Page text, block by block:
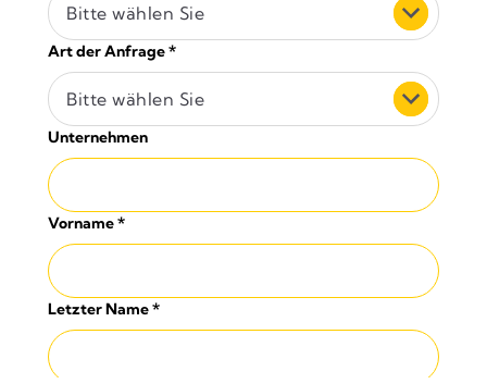
Bitte wählen Sie
Art der Anfrage*
Bitte wählen Sie
Unternehmen
Vorname*
Letzter Name*